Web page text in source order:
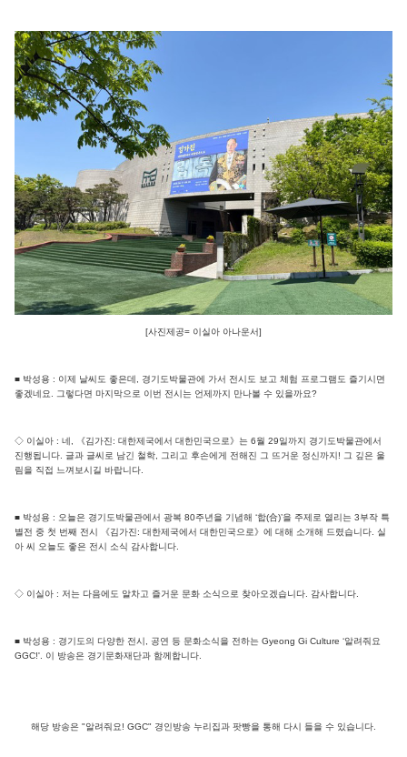
[사진제공= 이실아 아나운서]
■ 박성용 : 이제 날씨도 좋은데, 경기도박물관에 가서 전시도 보고 체험 프로그램도 즐기시면
좋겠네요. 그렇다면 마지막으로 이번 전시는 언제까지 만나볼 수 있을까요?
◇ 이실아 : 네, 《김가진: 대한제국에서 대한민국으로》는 6월 29일까지 경기도박물관에서
진행됩니다. 글과 글씨로 남긴 철학, 그리고 후손에게 전해진 그 뜨거운 정신까지! 그 깊은 울
림을 직접 느껴보시길 바랍니다.
■ 박성용 : 오늘은 경기도박물관에서 광복 80주년을 기념해 ‘합(合)’을 주제로 열리는 3부작 특
별전 중 첫 번째 전시 《김가진: 대한제국에서 대한민국으로》에 대해 소개해 드렸습니다. 실
아 씨 오늘도 좋은 전시 소식 감사합니다.
◇ 이실아 : 저는 다음에도 알차고 즐거운 문화 소식으로 찾아오겠습니다. 감사합니다.
■ 박성용 : 경기도의 다양한 전시, 공연 등 문화소식을 전하는 Gyeong Gi Culture ‘알려줘요
GGC!'. 이 방송은 경기문화재단과 함께합니다.
해당 방송은 "알려줘요! GGC" 경인방송 누리집과 팟빵을 통해 다시 들을 수 있습니다.